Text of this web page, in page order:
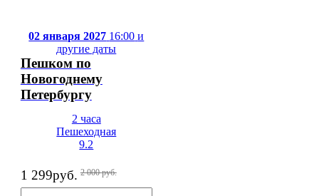
02 января 2027 16:00 и
другие даты
Пешком по
Новогоднему
Петербургу
2 часа
Пешеходная
9.2
1 299руб. 2 000руб.